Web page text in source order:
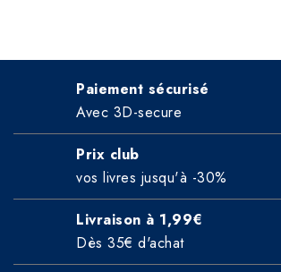
Paiement sécurisé
Avec 3D-secure
Prix club
vos livres jusqu'à -30%
Livraison à 1,99€
Dès 35€ d'achat